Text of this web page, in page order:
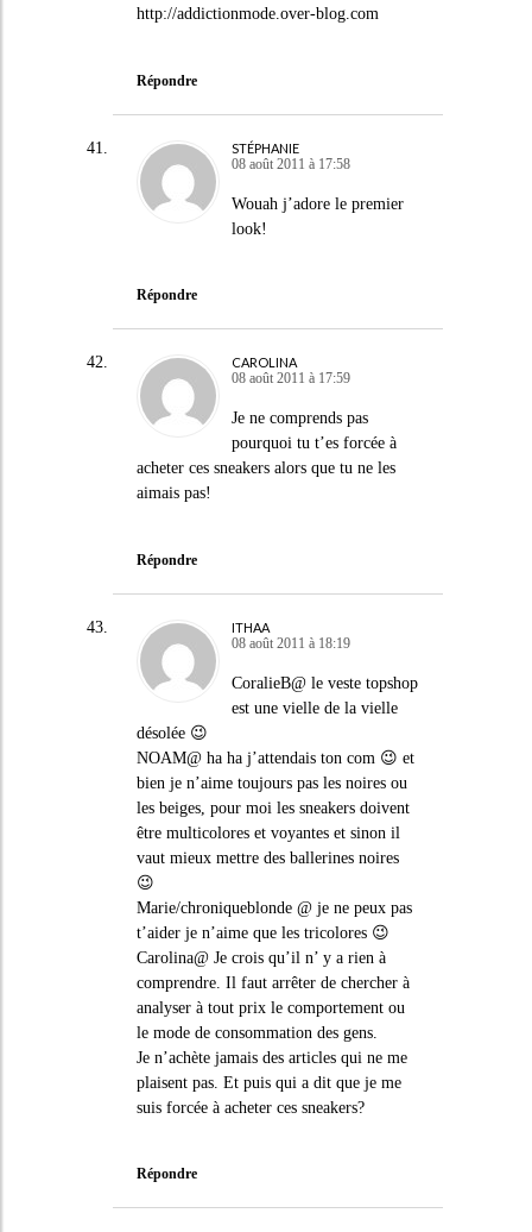
http://addictionmode.over-blog.com
Répondre
STÉPHANIE
08 août 2011 à 17:58
Wouah j’adore le premier
look!
Répondre
CAROLINA
08 août 2011 à 17:59
Je ne comprends pas
pourquoi tu t’es forcée à
acheter ces sneakers alors que tu ne les
aimais pas!
Répondre
ITHAA
08 août 2011 à 18:19
CoralieB@ le veste topshop
est une vielle de la vielle
désolée 😉
NOAM@ ha ha j’attendais ton com 😉 et
bien je n’aime toujours pas les noires ou
les beiges, pour moi les sneakers doivent
être multicolores et voyantes et sinon il
vaut mieux mettre des ballerines noires
😉
Marie/chroniqueblonde @ je ne peux pas
t’aider je n’aime que les tricolores 😉
Carolina@ Je crois qu’il n’ y a rien à
comprendre. Il faut arrêter de chercher à
analyser à tout prix le comportement ou
le mode de consommation des gens.
Je n’achète jamais des articles qui ne me
plaisent pas. Et puis qui a dit que je me
suis forcée à acheter ces sneakers?
Répondre